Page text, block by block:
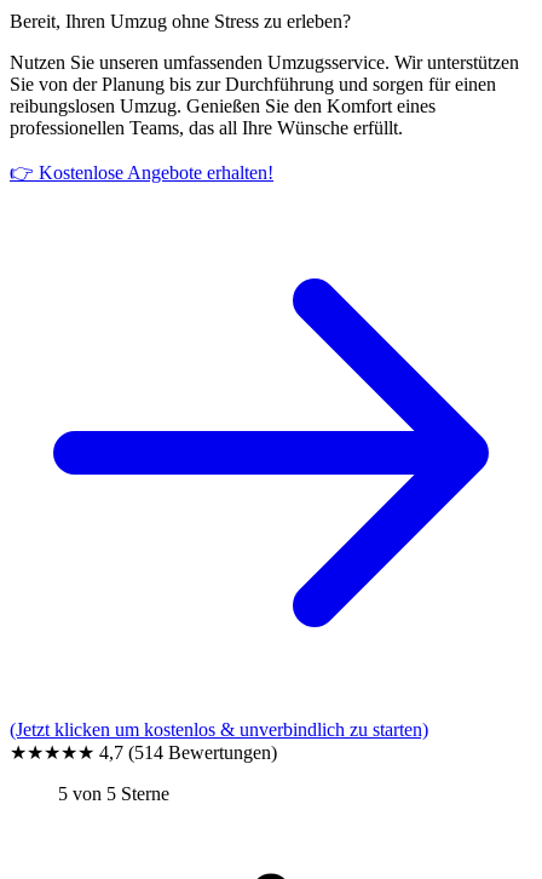
Bereit, Ihren Umzug ohne Stress zu erleben?
Nutzen Sie unseren umfassenden Umzugsservice. Wir unterstützen
Sie von der Planung bis zur Durchführung und sorgen für einen
reibungslosen Umzug. Genießen Sie den Komfort eines
professionellen Teams, das all Ihre Wünsche erfüllt.
👉 Kostenlose Angebote erhalten!
(Jetzt klicken um kostenlos & unverbindlich zu starten)
★★★★★ 4,7 (514 Bewertungen)
5 von 5 Sterne